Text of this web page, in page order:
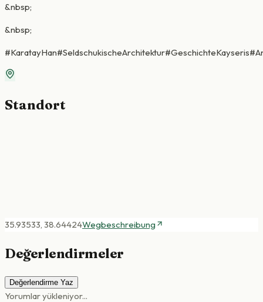
&nbsp;
&nbsp;
Standort
35.93533, 38.64424Wegbeschreibung
Değerlendirmeler
Değerlendirme Yaz
Yorumlar yükleniyor...